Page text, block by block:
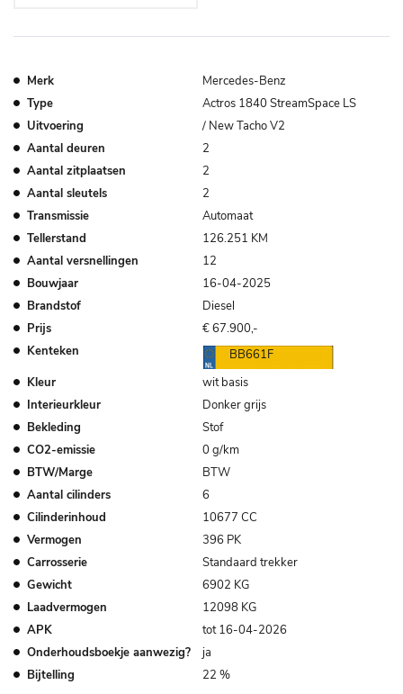
Merk
Mercedes-Benz
Type
Actros 1840 StreamSpace LS
Uitvoering
/ New Tacho V2
Aantal deuren
2
Aantal zitplaatsen
2
Aantal sleutels
2
Transmissie
Automaat
Tellerstand
126.251 KM
Aantal versnellingen
12
Bouwjaar
16-04-2025
Brandstof
Diesel
Prijs
€ 67.900,-
Kenteken
BB661F
Kleur
wit basis
Interieurkleur
Donker grijs
Bekleding
Stof
CO2-emissie
0 g/km
BTW/Marge
BTW
Aantal cilinders
6
Cilinderinhoud
10677 CC
Vermogen
396 PK
Carrosserie
Standaard trekker
Gewicht
6902 KG
Laadvermogen
12098 KG
APK
tot 16-04-2026
Onderhoudsboekje aanwezig?
ja
Bijtelling
22 %